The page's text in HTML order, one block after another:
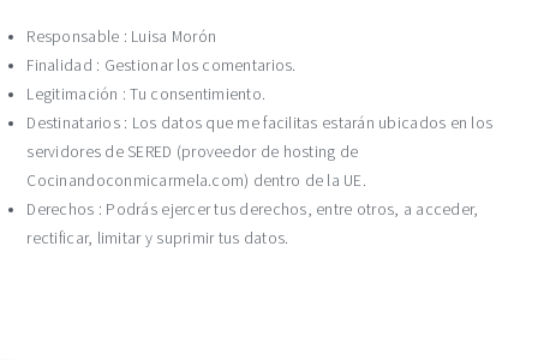
Responsable : Luisa Morón
Finalidad : Gestionar los comentarios.
Legitimación : Tu consentimiento.
Destinatarios : Los datos que me facilitas estarán ubicados en los
servidores de SERED (proveedor de hosting de
Cocinandoconmicarmela.com) dentro de la UE.
Derechos : Podrás ejercer tus derechos, entre otros, a acceder,
rectificar, limitar y suprimir tus datos.